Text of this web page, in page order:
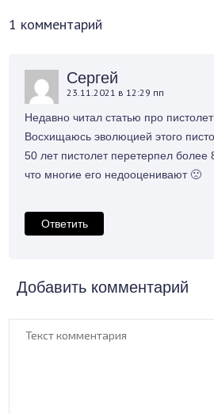
1 комментарий
Сергей
23.11.2021 в 12:29 пп
Недавно читал статью про
Восхищаюсь эволюцией этого
50 лет пистолет перетерпел
что многие его недооценивают 🙁
Ответить
Добавить комментарий